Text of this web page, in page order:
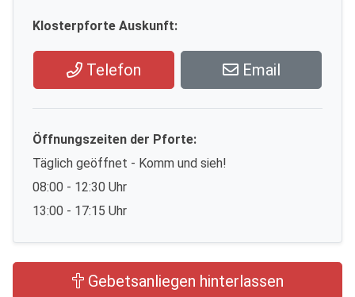
Klosterpforte Auskunft:
Telefon Email
Öffnungszeiten der Pforte:
Täglich geöffnet - Komm und sieh!
08:00 - 12:30 Uhr
13:00 - 17:15 Uhr
Gebetsanliegen hinterlassen